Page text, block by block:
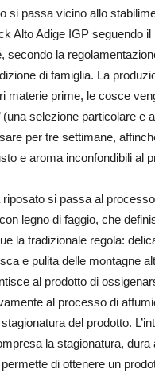
si passa vicino allo
Alto Adige IGP seguendo
secondo la
di famiglia. La
materie prime, le cosce
(una selezione particolare e
per tre settimane,
e aroma inconfondibili al
si passa al
legno di faggio, che
la tradizionale regola:
e pulita delle montagne
al prodotto di
al processo di
del prodotto.
la stagionatura, dura
di ottenere un